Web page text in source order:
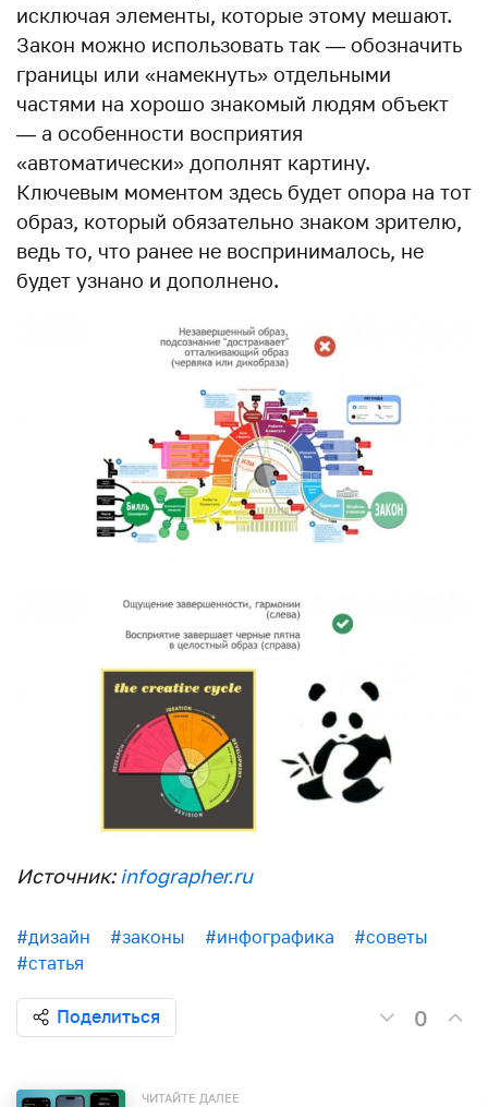
исключая элементы, которые этому мешают.
Закон можно использовать так — обозначить
границы или «намекнуть» отдельными
частями на хорошо знакомый людям объект
— а особенности восприятия
«автоматически» дополнят картину.
Ключевым моментом здесь будет опора на тот
образ, который обязательно знаком зрителю,
ведь то, что ранее не воспринималось, не
будет узнано и дополнено.
Источник: infographer.ru
#дизайн #законы #инфографика
#советы
#статья
Поделиться 0
ЧИТАЙТЕ ДАЛЕЕ